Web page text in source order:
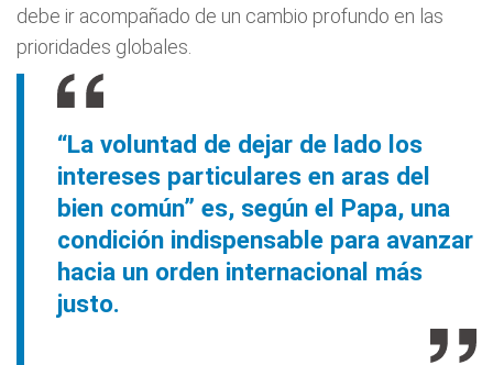
debe ir acompañado de un cambio profundo en las
prioridades globales.
“La voluntad de dejar de lado los
intereses particulares en aras del
bien común” es, según el Papa, una
condición indispensable para avanzar
hacia un orden internacional más
justo.